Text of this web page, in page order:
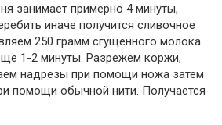
занимает примерно 4 минуты,
иначе получится сливочное
250 грамм сгущенного молока
1-2 минуты. Разрежем коржи,
надрезы при помощи ножа затем
помощи обычной нити. Получается